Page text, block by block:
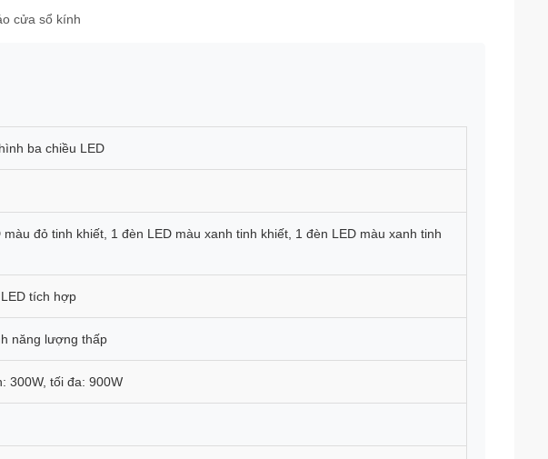
cửa sổ kính
ba chiều LED
màu đỏ tinh khiết, 1 đèn LED màu xanh tinh khiết, 1 đèn LED màu xanh tinh
tích hợp
năng lượng thấp
300W, tối đa: 900W